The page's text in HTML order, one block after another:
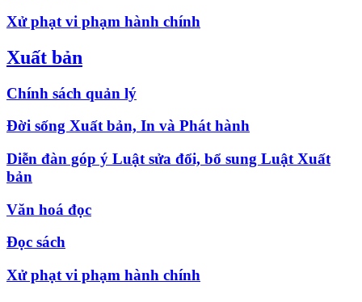
Xử phạt vi phạm hành chính
Xuất bản
Chính sách quản lý
Đời sống Xuất bản, In và Phát hành
Diễn đàn góp ý Luật sửa đổi, bổ sung Luật Xuất
bản
Văn hoá đọc
Đọc sách
Xử phạt vi phạm hành chính